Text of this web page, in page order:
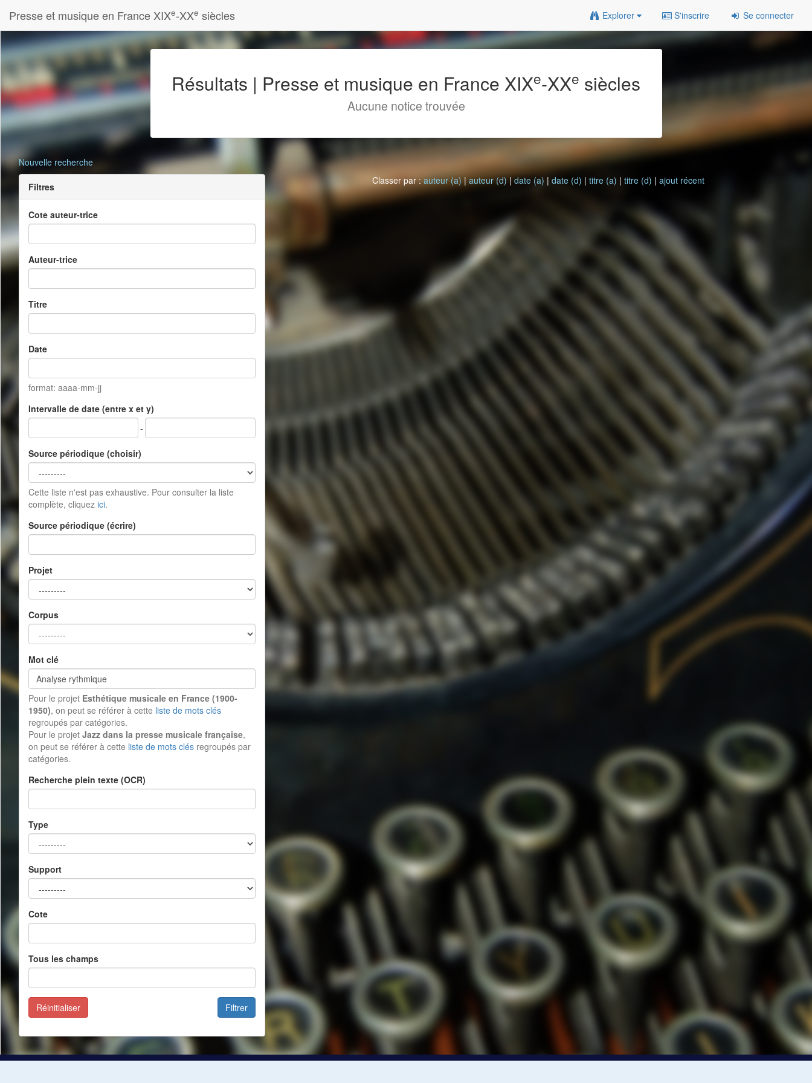
Presse et musique en France XIXe-XXe siècles Explorer S'inscrire Se connecter
Résultats | Presse et musique en France XIXe-XXe siècles
Aucune notice trouvée
Nouvelle recherche
Filtres
Cote auteur-trice
Auteur-trice
Titre
Date
format: aaaa-mm-jj
Intervalle de date (entre x et y)
-
Source périodique (choisir)
Cette liste n'est pas exhaustive. Pour consulter la liste
complète, cliquez ici.
Source périodique (écrire)
Projet
Corpus
Mot clé
Pour le projet Esthétique musicale en France (1900-
1950), on peut se référer à cette liste de mots clés
regroupés par catégories.
Pour le projet Jazz dans la presse musicale française,
on peut se référer à cette liste de mots clés regroupés par
catégories.
Recherche plein texte (OCR)
Type
Support
Cote
Tous les champs
Filtrer
Réinitialiser
Classer par :auteur (a)|auteur (d)|date (a) |date (d) |titre (a) |titre (d) |ajout récent